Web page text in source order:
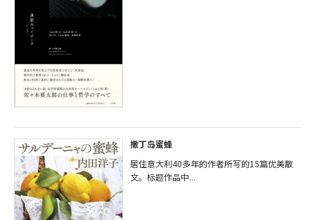
撒丁岛蜜蜂
居住意大利40多年的作者所写的15篇优美散
文。标题作品中...